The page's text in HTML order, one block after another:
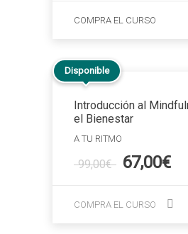
COMPRA EL CURSO
Disponible
Introducción al
el Bienestar
A TU RITMO
99,00€
El
original
era:
67,00€El
es:
COMPRA EL CURSO